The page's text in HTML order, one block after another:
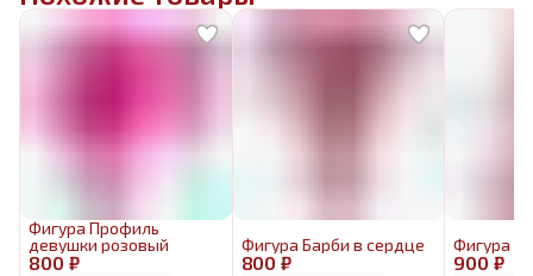
800 ₽
Фигура Профиль
девушки розовый
800 ₽
Фигура Барби в сердце
900 ₽
Фигура